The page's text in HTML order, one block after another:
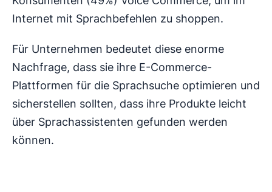
Internet mit Sprachbefehlen zu shoppen.
Für Unternehmen bedeutet diese enorme
Nachfrage, dass sie ihre E-Commerce-
Plattformen für die Sprachsuche optimieren und
sicherstellen sollten, dass ihre Produkte leicht
über Sprachassistenten gefunden werden
können.